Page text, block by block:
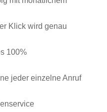
Klick wird genau
100%
jeder einzelne Anruf